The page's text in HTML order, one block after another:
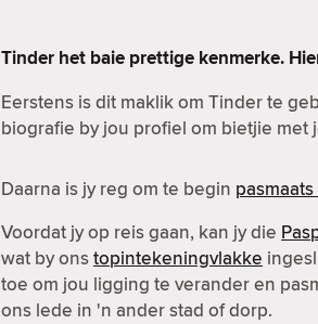
Tinder het baie prettige kenmerke.
Eerstens is dit maklik om Tinder te
biografie by jou profiel om bietjie
Daarna is jy reg om te begin
Voordat jy op reis gaan, kan jy die
wat by onstopintekeningvlakke
toe om jou ligging te verander en
ons lede in 'n ander stad of dorp.